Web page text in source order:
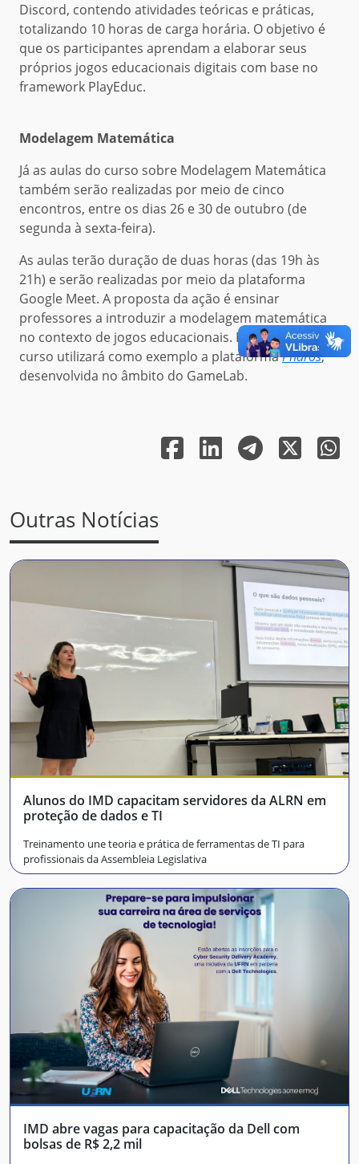
Discord, contendo atividades teóricas e práticas,
totalizando 10 horas de carga horária. O objetivo é
que os participantes aprendam a elaborar seus
próprios jogos educacionais digitais com base no
framework PlayEduc.
Modelagem Matemática
Já as aulas do curso sobre Modelagem Matemática
também serão realizadas por meio de cinco
encontros, entre os dias 26 e 30 de outubro (de
segunda à sexta-feira).
As aulas terão duração de duas horas (das 19h às
21h) e serão realizadas por meio da plataforma
Google Meet. A proposta da ação é ensinar
professores a introduzir a modelagem matemática
no contexto de jogos educacionais. Para isso, o
curso utilizará como exemplo a plataformaPharos,
desenvolvida no âmbito do GameLab.
Outras Notícias
Alunos do IMD capacitam servidores da ALRN em
proteção de dados e TI
Treinamento une teoria e prática de ferramentas de TI para
profissionais da Assembleia Legislativa
IMD abre vagas para capacitação da Dell com
bolsas de R$ 2,2 mil